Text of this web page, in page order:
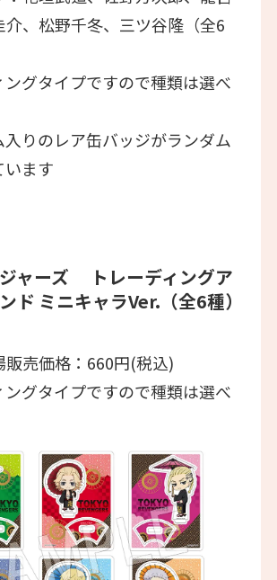
、松野千冬、三ツ谷隆（全6
グタイプですので種類は選べ
りのレア⽸バッジがランダム
います
ャーズ トレーディングア
ド ミニキャラVer.（全6種）
販売価格：660円(税込)
グタイプですので種類は選べ